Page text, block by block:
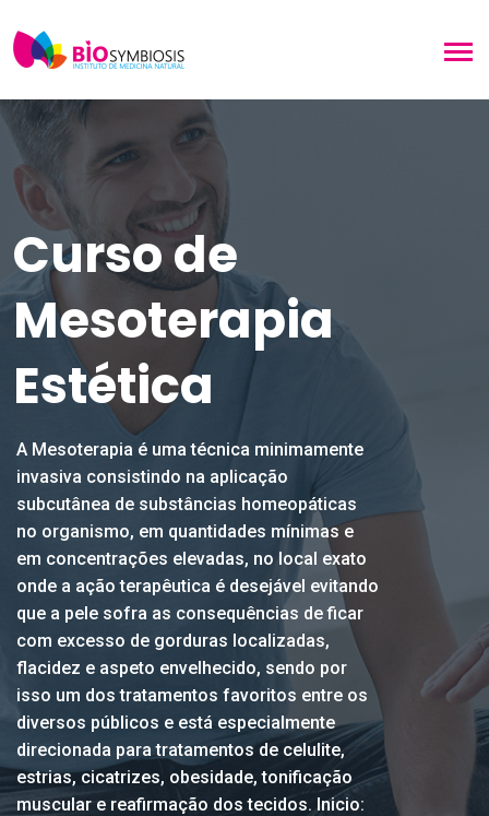
Curso de
Mesoterapia
Estética
A Mesoterapia é uma técnica minimamente
invasiva consistindo na aplicação
subcutânea de substâncias homeopáticas
no organismo, em quantidades mínimas e
em concentrações elevadas, no local exato
onde a ação terapêutica é desejável evitando
que a pele sofra as consequências de ficar
com excesso de gorduras localizadas,
flacidez e aspeto envelhecido, sendo por
isso um dos tratamentos favoritos entre os
diversos públicos e está especialmente
direcionada para tratamentos de celulite,
estrias, cicatrizes, obesidade, tonificação
muscular e reafirmação dos tecidos. Inicio: